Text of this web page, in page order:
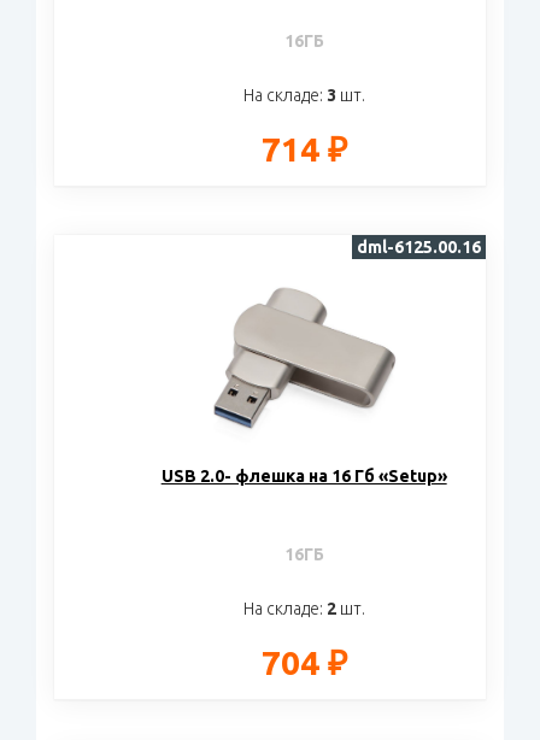
16ГБ
На складе: 3 шт.
714 ₽
USB 2.0- флешка на 16 Гб «Setup»
16ГБ
На складе: 2шт.
704 ₽
dml-6125.00.16